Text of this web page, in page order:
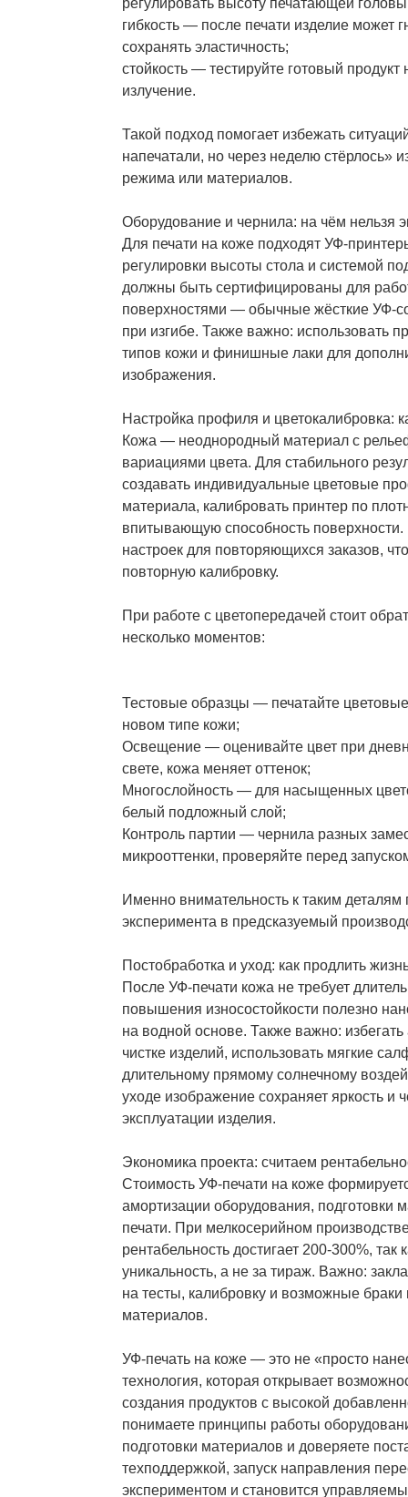
гибкость — после печати изделие может
сохранять эластичность;
стойкость — тестируйте готовый
излучение.
Такой подход помогает избежать
напечатали, но через неделю стёрлось»
режима или материалов.
Оборудование и чернила: на чём нельзя
Для печати на коже подходят УФ-
регулировки высоты стола и системой
должны быть сертифицированы для
поверхностями — обычные жёсткие УФ-
при изгибе. Также важно: использовать
типов кожи и финишные лаки для
изображения.
Настройка профиля и цветокалибровка:
Кожа — неоднородный материал с
вариациями цвета. Для стабильного
создавать индивидуальные цветовые
материала, калибровать принтер по
впитывающую способность
настроек для повторяющихся заказов,
повторную калибровку.
При работе с цветопередачей стоит
несколько моментов:
Тестовые образцы — печатайте
новом типе кожи;
Освещение — оценивайте цвет при
свете, кожа меняет оттенок;
Многослойность — для насыщенных
белый подложный слой;
Контроль партии — чернила разных
микрооттенки, проверяйте перед
Именно внимательность к таким деталям
эксперимента в предсказуемый
Постобработка и уход: как продлить
После УФ-печати кожа не требует
повышения износостойкости полезно
на водной основе. Также важно:
чистке изделий, использовать мягкие
длительному прямому солнечному
уходе изображение сохраняет яркость и
эксплуатации изделия.
Экономика проекта: считаем
Стоимость УФ-печати на коже
амортизации оборудования, подготовки
печати. При мелкосерийном
рентабельность достигает 200-300%, так
уникальность, а не за тираж. Важно:
на тесты, калибровку и возможные
материалов.
УФ-печать на коже — это не «просто
технология, которая открывает
создания продуктов с высокой
понимаете принципы работы
подготовки материалов и доверяете
техподдержкой, запуск направления
экспериментом и становится